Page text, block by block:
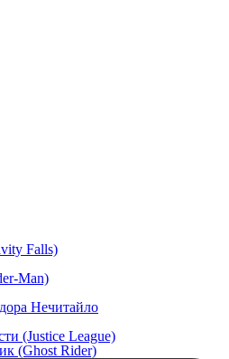
Falls)
Man)
Нечитайло
(Justice League)
(Ghost Rider)